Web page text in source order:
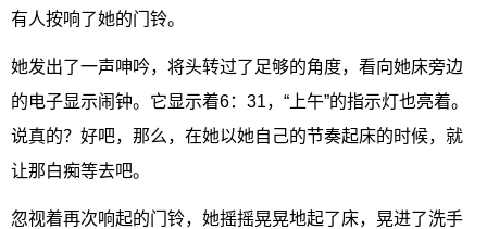
有人按响了她的门铃。
她发出了一声呻吟，将头转过了足够的角度，看向她床旁边
的电子显示闹钟。它显示着6：31，“上午”的指示灯也亮着。
说真的？好吧，那么，在她以她自己的节奏起床的时候，就
让那白痴等去吧。
忽视着再次响起的门铃，她摇摇晃晃地起了床，晃进了洗手